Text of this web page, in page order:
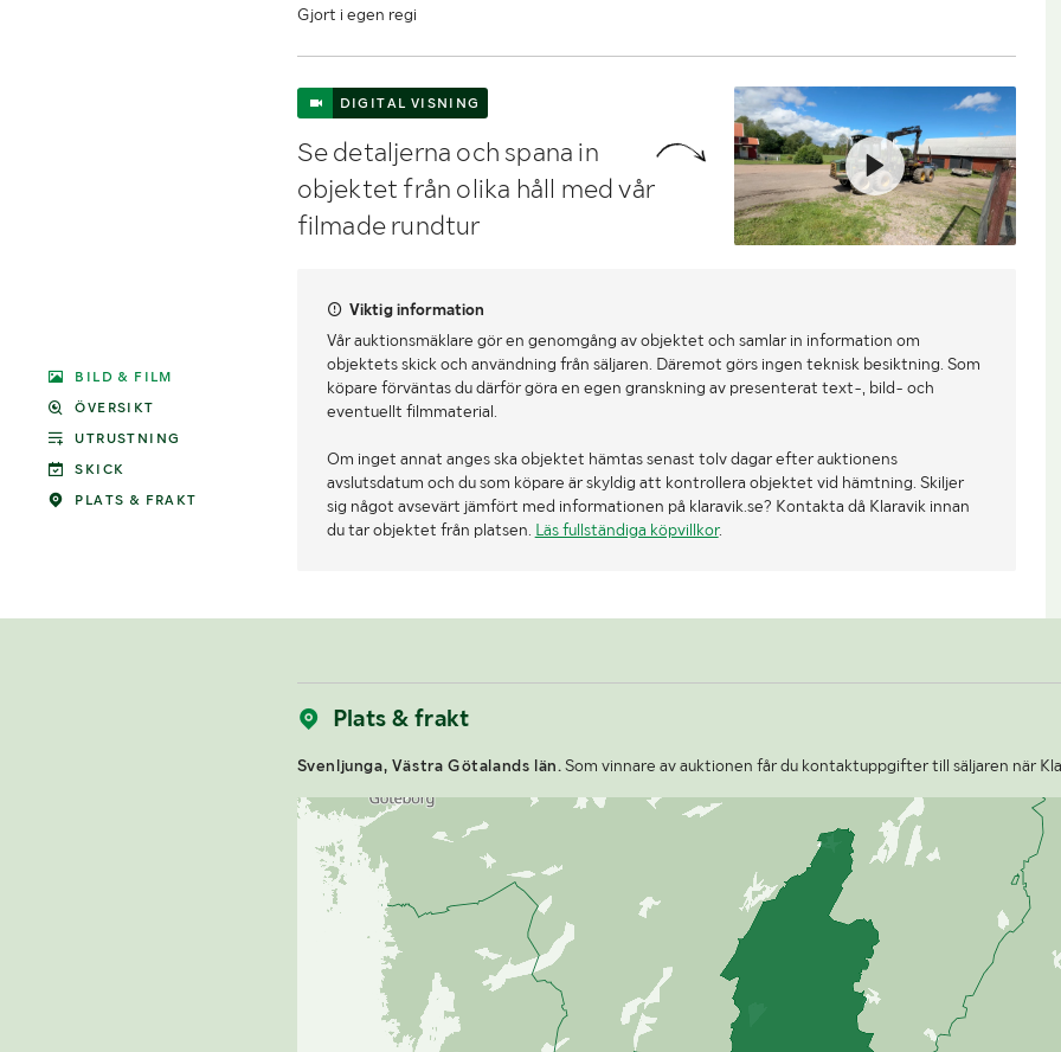
BILD & FILM
ÖVERSIKT
UTRUSTNING
SKICK
PLATS & FRAKT
Gjort i egen regi
DIGITAL VISNING
Se detaljerna och spana in
objektet från olika håll med vår
filmade rundtur
Viktig information
Vår auktionsmäklare gör en genomgång av objektet och samlar in information om
objektets skick och användning från säljaren. Däremot görs ingen teknisk besiktning. Som
köpare förväntas du därför göra en egen granskning av presenterat text-, bild- och
eventuellt filmmaterial.
Om inget annat anges ska objektet hämtas senast tolv dagar efter auktionens
avslutsdatum och du som köpare är skyldig att kontrollera objektet vid hämtning. Skiljer
sig något avsevärt jämfört med informationen på klaravik.se? Kontakta då Klaravik innan
du tar objektet från platsen. Läs fullständiga köpvillkor.
Plats & frakt
Svenljunga, Västra Götalands län.Som vinnare av auktionen får du kontaktuppgifter till säljaren när